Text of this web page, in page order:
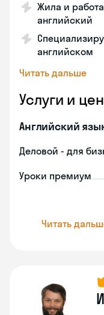
Жила и
английский
английском
Читать дальше
Услуги и
Английский
Деловой - для
Уроки премиум
Читать